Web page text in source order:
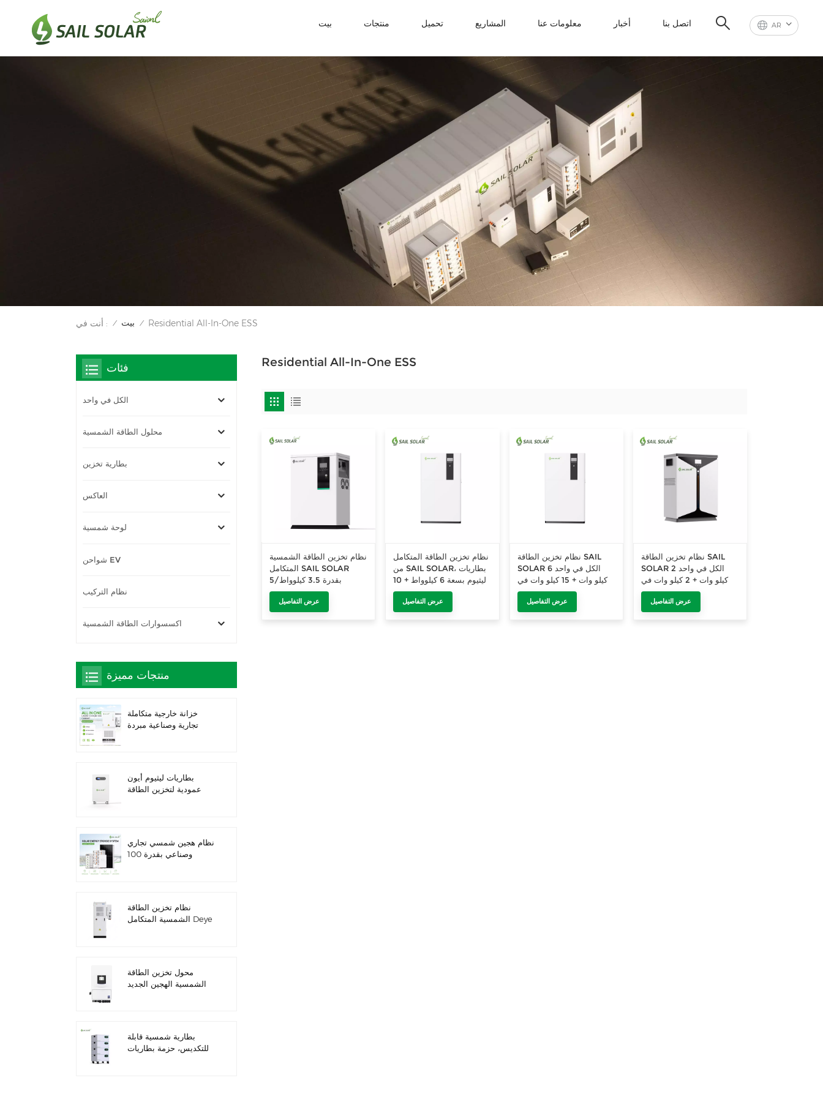
AR بيت منتجات تحميل المشاريع معلومات عنا أخبار اتصل بنا
أنت في : / بيت / Residential All-In-One ESS
Residential All-In-One ESS
نظام تخزين الطاقة الشمسية
المتكامل SAIL SOLAR
بقدرة 3.5 كيلوواط/5
كيلوواط ساعة للاستخدام
المنزلي
عرض التفاصيل
نظام تخزين الطاقة المتكامل
من SAIL SOLAR، بطاريات
ليثيوم بسعة 6 كيلوواط + 10
كيلوواط/ساعة، للاستخدام
المنزلي
عرض التفاصيل
نظام تخزين الطاقة SAIL
SOLAR الكل في واحد 6
كيلو وات + 15 كيلو وات في
الساعة للاستخدام المنزلي
عرض التفاصيل
نظام تخزين الطاقة SAIL
SOLAR الكل في واحد 2
كيلو وات + 2 كيلو وات في
الساعة للاستخدام المنزلي
عرض التفاصيل
فئات
الكل في واحد
محلول الطاقة الشمسية
بطارية تخزين
العاكس
لوحة شمسية
شواحن EV
نظام التركيب
اكسسوارات الطاقة الشمسية
منتجات مميزة
خزانة خارجية متكاملة
تجارية وصناعية مبردة
IP66 ESS
بطاريات ليثيوم أيون
عمودية لتخزين الطاقة
نظام هجين شمسي تجاري
وصناعي بقدرة 100
نظام تخزين الطاقة
الشمسية المتكامل Deye
الخارجي، بجهد 51.2 فولت
وسعة 100 أمبير/ساعة.
محول تخزين الطاقة
الشمسية الهجين الجديد
بطارية شمسية قابلة
للتكديس، حزمة بطاريات